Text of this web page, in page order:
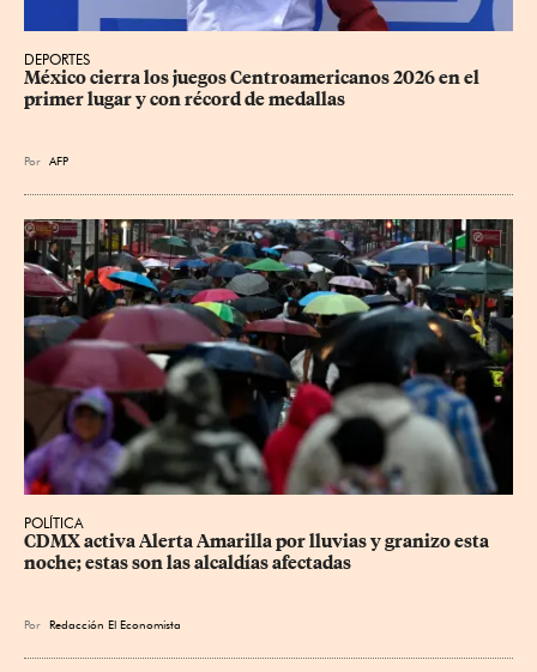
DEPORTES
México cierra los juegos Centroamericanos 2026 en el
primer lugar y con récord de medallas
Por AFP
POLÍTICA
CDMX activa Alerta Amarilla por lluvias y granizo esta
noche; estas son las alcaldías afectadas
Por Redacción El Economista